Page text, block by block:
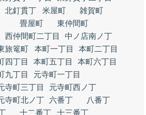
北釘貫丁 米屋町
雑賀町
畳屋町
東仲間町
西仲間町二丁目
中ノ店南ノ丁
旅篭町 本町一丁目
本町二丁目
四丁目 本町五丁目
本町六丁目
九丁目
元寺町一丁目
寺町三丁目
元寺町西ノ丁
寺町北ノ丁 六番丁
八番丁
十二番丁
十三番丁